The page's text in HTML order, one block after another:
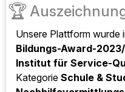
🏆
Unsere Plattform wurde
Bildungs-Award-
Institut für Service-
Kategorie Schule &